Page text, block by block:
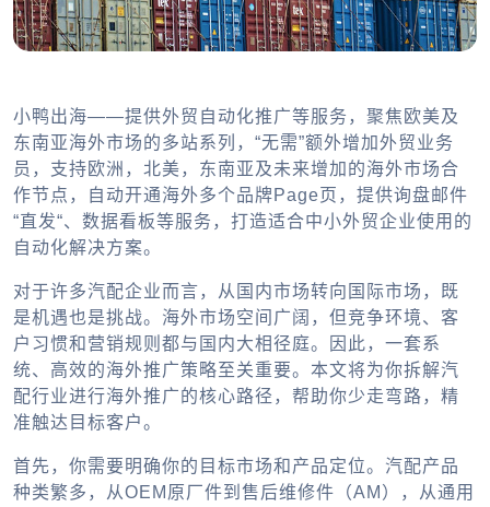
小鸭出海——提供外贸自动化推广等服务，聚焦欧美及
东南亚海外市场的多站系列，“无需”额外增加外贸业务
员，支持欧洲，北美，东南亚及未来增加的海外市场合
作节点，自动开通海外多个品牌Page页，提供询盘邮件
“直发“、数据看板等服务，打造适合中小外贸企业使用的
自动化解决方案。
对于许多汽配企业而言，从国内市场转向国际市场，既
是机遇也是挑战。海外市场空间广阔，但竞争环境、客
户习惯和营销规则都与国内大相径庭。因此，一套系
统、高效的海外推广策略至关重要。本文将为你拆解汽
配行业进行海外推广的核心路径，帮助你少走弯路，精
准触达目标客户。
首先，你需要明确你的目标市场和产品定位。汽配产品
种类繁多，从OEM原厂件到售后维修件（AM），从通用